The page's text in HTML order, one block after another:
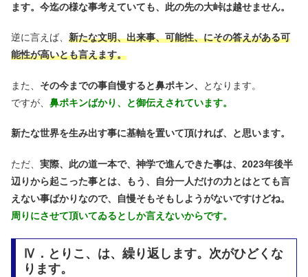
ます。今迄の様な事考えていても、此の先の大峠は越せません。
逆に言えば、 新たな文明、出来事、可能性、にその答えがある可
能性が高いとも言えます。
また、 その今までの事自慢すると鼻ポキン、
となります。
ですが、 鼻ポキンばかり、と御伝えされています。
新たな世界を生み出す事に基軸を置いて頂ければ、と思います。
ただ、 実際、此の道一本で、神学で進んできた事は、2023年後半
辺りから起こった事とは、
もう、自分一人だけの力とはとても言
えない事ばかりなので、
自慢そもそもしようがないですけどね。
周りにさせて頂いてゐるとしか言えないからです。
Ⅳ．とりこ、は、繰り返します。次がひどくな
ります。